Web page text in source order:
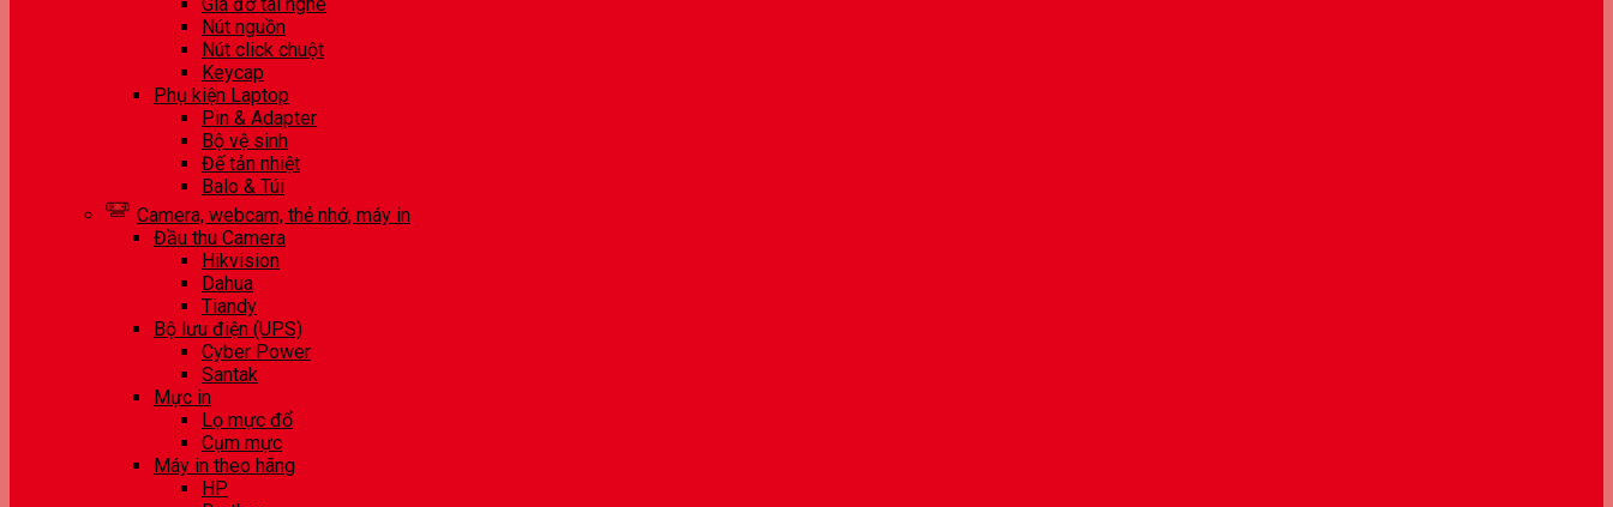
Nút nguồn
Nút click chuột
Keycap
Phụ kiện Laptop
Pin & Adapter
Bộ vệ sinh
Đế tản nhiệt
Balo & Túi
Camera, webcam, thẻ nhớ, máy in
Đầu thu Camera
Hikvision
Dahua
Tiandy
Bộ lưu điện (UPS)
Cyber Power
Santak
Mực in
Lọ mực đổ
Cụm mực
Máy in theo hãng
HP